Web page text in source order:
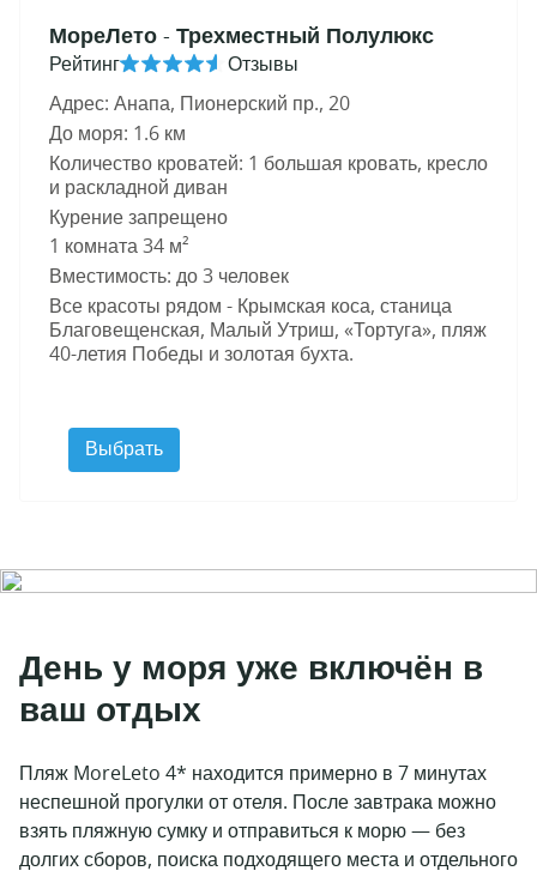
МореЛето - Трехместный Полулюкс
Рейтинг Отзывы
Адрес: Анапа, Пионерский пр., 20
До моря: 1.6 км
Количество кроватей: 1 большая кровать, кресло
и раскладной диван
Курение запрещено
1 комната 34 м²
Вместимость: до 3 человек
Все красоты рядом - Крымская коса, станица
Благовещенская, Малый Утриш, «Тортуга», пляж
40-летия Победы и золотая бухта.
Выбрать
День у моря уже включён в
ваш отдых
Пляж MoreLeto 4* находится примерно в 7 минутах
неспешной прогулки от отеля. После завтрака можно
взять пляжную сумку и отправиться к морю — без
долгих сборов, поиска подходящего места и отдельного